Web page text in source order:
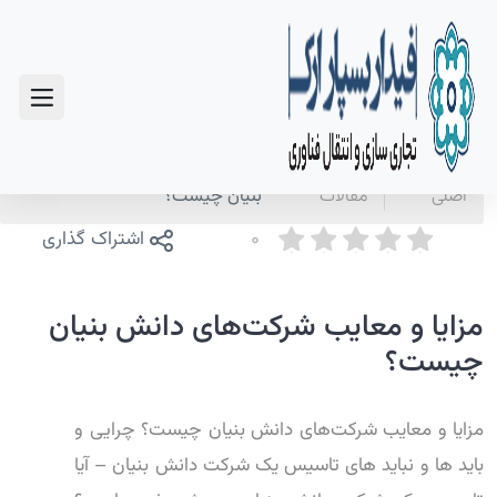
صفحه
اصلی
اخبار و
مقالات
بنیان چیست؟
0 اشتراک گذاری
مزایا و معایب شرکت‌های دانش بنیان
چیست؟
مزایا و معایب شرکت‌های دانش بنیان چیست؟ چرایی و
باید ها و نباید های تاسیس یک شرکت دانش بنیان – آیا